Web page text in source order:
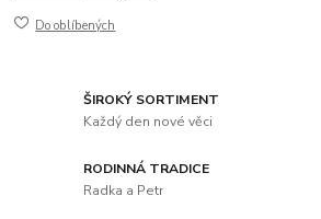
Do oblíbených
ŠIROKÝ SORTIMENT
Každý den nové věci
RODINNÁ TRADICE
Radka a Petr